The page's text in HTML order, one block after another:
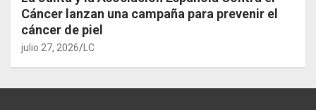
Cáncer lanzan una campaña para prevenir el
cáncer de piel
julio 27, 2026 LC